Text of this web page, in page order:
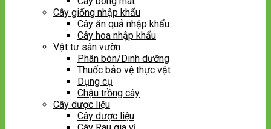
Cây giống nhập khẩu
Cây ăn quả nhập khẩu
Cây hoa nhập khẩu
Vật tư sân vườn
Phân bón/Dinh dưỡng
Thuốc bảo vệ thực vật
Dụng cụ
Chậu trồng cây
Cây dược liệu
Cây dược liệu